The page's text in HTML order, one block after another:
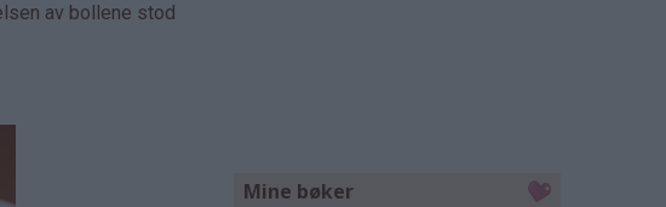
av bollene stod
Mine bøker